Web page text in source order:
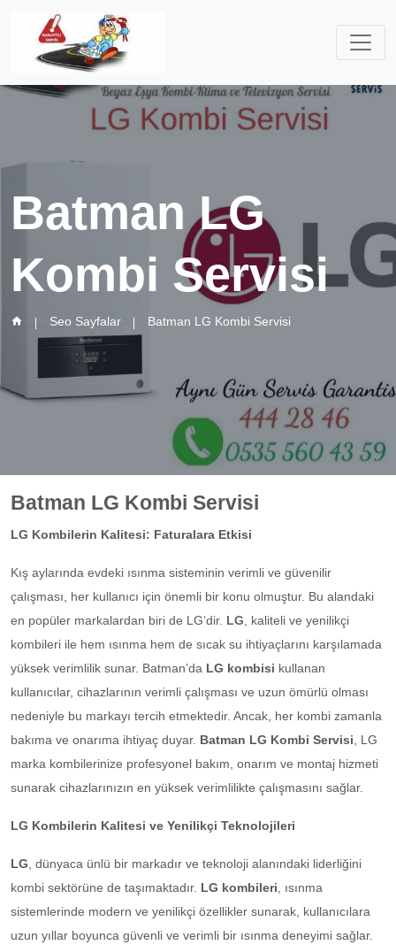
Batman LG
Kombi Servisi
Seo Sayfalar Batman LG Kombi Servisi
Batman LG Kombi Servisi
LG Kombilerin Kalitesi: Faturalara Etkisi
Kış aylarında evdeki ısınma sisteminin verimli ve güvenilir
çalışması, her kullanıcı için önemli bir konu olmuştur. Bu alandaki
en popüler markalardan biri de LG’dir. LG , kaliteli ve yenilikçi
kombileri ile hem ısınma hem de sıcak su ihtiyaçlarını karşılamada
yüksek verimlilik sunar. Batman’da LG kombisi kullanan
kullanıcılar, cihazlarının verimli çalışması ve uzun ömürlü olması
nedeniyle bu markayı tercih etmektedir. Ancak, her kombi zamanla
bakıma ve onarıma ihtiyaç duyar. Batman LG Kombi Servisi , LG
marka kombilerinize profesyonel bakım, onarım ve montaj hizmeti
sunarak cihazlarınızın en yüksek verimlilikte çalışmasını sağlar.
LG Kombilerin Kalitesi ve Yenilikçi Teknolojileri
LG , dünyaca ünlü bir markadır ve teknoloji alanındaki liderliğini
kombi sektörüne de taşımaktadır. LG kombileri , ısınma
sistemlerinde modern ve yenilikçi özellikler sunarak, kullanıcılara
uzun yıllar boyunca güvenli ve verimli bir ısınma deneyimi sağlar.